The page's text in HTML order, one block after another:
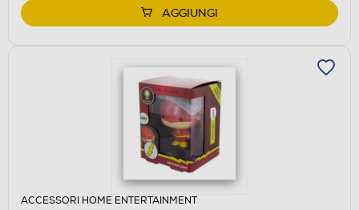
AGGIUNGI
ACCESSORI HOME ENTERTAINMENT